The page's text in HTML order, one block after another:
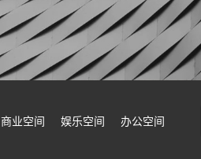
商业空间 娱乐空间 办公空间